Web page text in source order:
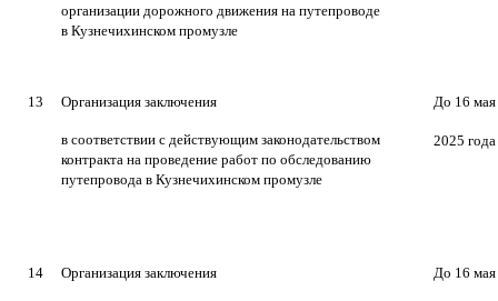
организации дорожного движения на путепроводе
в Кузнечихинском промузле
13 Организация заключения
в соответствии с действующим законодательством
контракта на проведение работ по обследованию
путепровода в Кузнечихинском промузле
До 16 мая
2025 года
14 Организация заключения До 16 мая